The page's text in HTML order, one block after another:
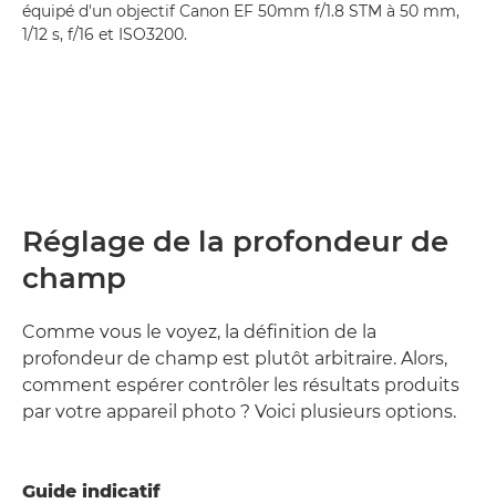
équipé d'un objectif Canon EF 50mm f/1.8 STM à 50 mm,
1/12 s, f/16 et ISO3200.
Réglage de la profondeur de
champ
Comme vous le voyez, la définition de la
profondeur de champ est plutôt arbitraire. Alors,
comment espérer contrôler les résultats produits
par votre appareil photo ? Voici plusieurs options.
Guide indicatif